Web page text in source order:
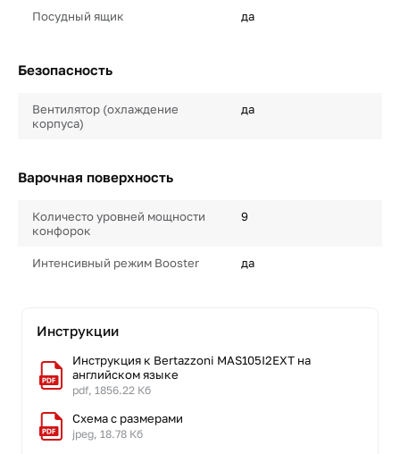
Посудный ящик да
Безопасность
Вентилятор (охлаждение
корпуса)
да
Варочная поверхность
Количесто уровней мощности
конфорок
9
Интенсивный режим Booster да
Инструкции
Инструкция к Bertazzoni MAS105I2EXT на
английском языке
pdf, 1856.22 Кб
Схема с размерами
jpeg, 18.78 Кб